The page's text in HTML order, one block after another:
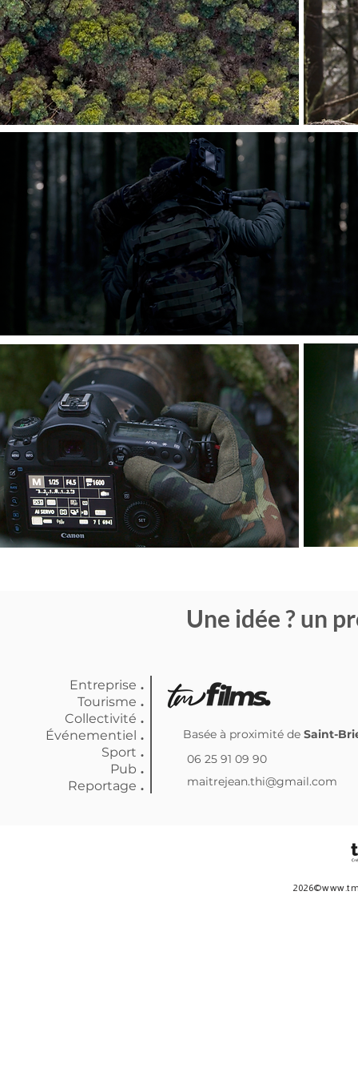
Une idée ? un
Entreprise .
Tourisme .
Collectivité .
Événementiel .
Sport .
Pub .
Reportage .
Basée à proximité de Saint-
06 25 91 09 90
maitrejean.thi@gmail.com
2026©